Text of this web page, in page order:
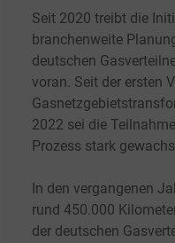
Seit 2020 treibt die
branchenweite
deutschen
voran. Seit der ersten
2022 sei die
Prozess stark
In den vergangenen
rund 450.000
der deutschen